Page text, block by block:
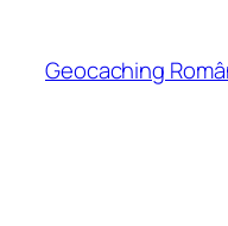
content
Geocaching